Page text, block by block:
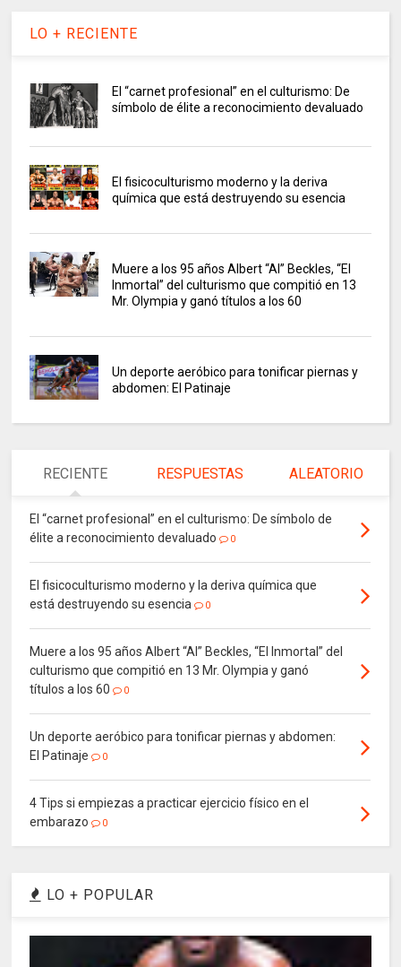
LO + RECIENTE
El “carnet profesional” en el culturismo: De
símbolo de élite a reconocimiento devaluado
El fisicoculturismo moderno y la deriva
química que está destruyendo su esencia
Muere a los 95 años Albert “Al” Beckles, “El
Inmortal” del culturismo que compitió en 13
Mr. Olympia y ganó títulos a los 60
Un deporte aeróbico para tonificar piernas y
abdomen: El Patinaje
RECIENTE RESPUESTAS ALEATORIO
El “carnet profesional” en el culturismo: De símbolo de
élite a reconocimiento devaluado
0
El fisicoculturismo moderno y la deriva química que
está destruyendo su esencia
0
Muere a los 95 años Albert “Al” Beckles, “El Inmortal” del
culturismo que compitió en 13 Mr. Olympia y ganó
títulos a los 60
0
Un deporte aeróbico para tonificar piernas y abdomen:
El Patinaje
0
4 Tips si empiezas a practicar ejercicio físico en el
embarazo
0
LO + POPULAR